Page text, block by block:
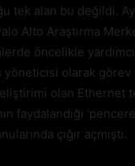
tek alan bu değildi.
Alto Araştırma
öncelikle
olarak görev
olan Ethernet
faydalandığı
çığır açmıştı.